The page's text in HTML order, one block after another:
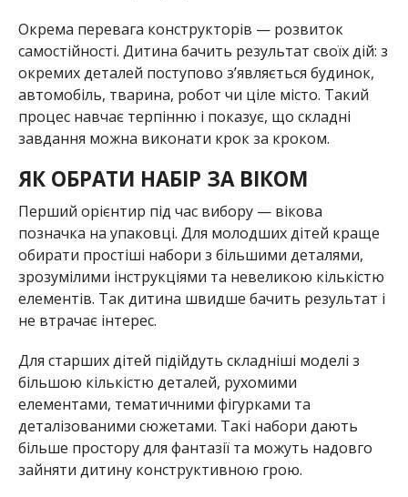
Окрема перевага конструкторів — розвиток
самостійності. Дитина бачить результат своїх дій: з
окремих деталей поступово з’являється будинок,
автомобіль, тварина, робот чи ціле місто. Такий
процес навчає терпінню і показує, що складні
завдання можна виконати крок за кроком.
ЯК ОБРАТИ НАБІР ЗА ВІКОМ
Перший орієнтир під час вибору — вікова
позначка на упаковці. Для молодших дітей краще
обирати простіші набори з більшими деталями,
зрозумілими інструкціями та невеликою кількістю
елементів. Так дитина швидше бачить результат і
не втрачає інтерес.
Для старших дітей підійдуть складніші моделі з
більшою кількістю деталей, рухомими
елементами, тематичними фігурками та
деталізованими сюжетами. Такі набори дають
більше простору для фантазії та можуть надовго
зайняти дитину конструктивною грою.